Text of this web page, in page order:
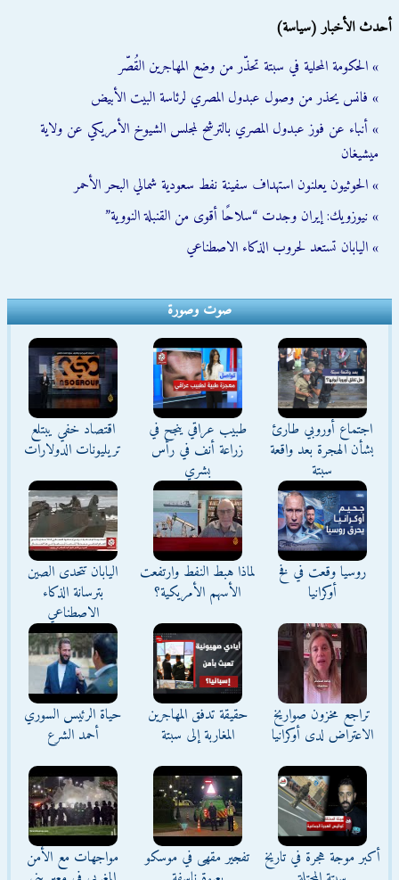
أحدث الأخبار (سياسة)
» الحكومة المحلية في سبتة تحذّر من وضع المهاجرين القُصّر
» فانس يحذر من وصول عبدول المصري لرئاسة البيت الأبيض
» أنباء عن فوز عبدول المصري بالترشح لمجلس الشيوخ الأمريكي عن ولاية
ميشيغان
» الحوثيون يعلنون استهداف سفينة نفط سعودية شمالي البحر الأحمر
» نيوزويك: إيران وجدت “سلاحًا أقوى من القنبلة النووية”
» اليابان تستعد لحروب الذكاء الاصطناعي
صوت وصورة
اجتماع أوروبي طارئ
بشأن الهجرة بعد واقعة
سبتة
طبيب عراقي ينجح في
زراعة أنف في رأس
بشري
اقتصاد خفي يبتلع
تريليونات الدولارات
روسيا وقعت في فخ
أوكرانيا
لماذا هبط النفط وارتفعت
الأسهم الأمريكية؟
اليابان تتحدى الصين
بترسانة الذكاء
الاصطناعي
تراجع مخزون صواريخ
الاعتراض لدى أوكرانيا
حقيقة تدفق المهاجرين
المغاربة إلى سبتة
حياة الرئيس السوري
أحمد الشرع
أكبر موجة هجرة في تاريخ
تفجير مقهى في موسكو
مواجهات مع الأمن